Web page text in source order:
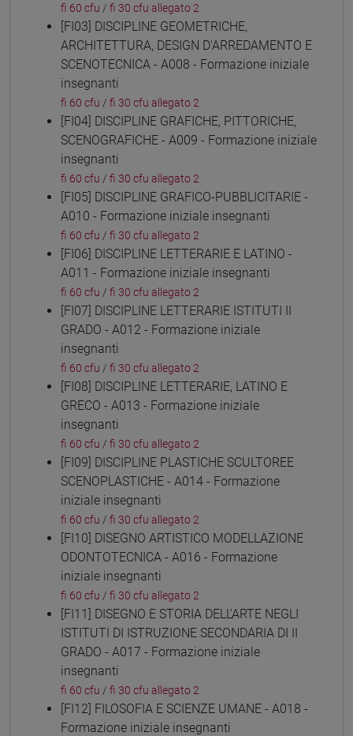
fi 60 cfu / fi 30 cfu allegato 2
[FI03] DISCIPLINE GEOMETRICHE,
ARCHITETTURA, DESIGN D'ARREDAMENTO E
SCENOTECNICA - A008 - Formazione iniziale
insegnanti
fi 60 cfu / fi 30 cfu allegato 2
[FI04] DISCIPLINE GRAFICHE, PITTORICHE,
SCENOGRAFICHE - A009 - Formazione iniziale
insegnanti
fi 60 cfu / fi 30 cfu allegato 2
[FI05] DISCIPLINE GRAFICO-PUBBLICITARIE -
A010 - Formazione iniziale insegnanti
fi 60 cfu / fi 30 cfu allegato 2
[FI06] DISCIPLINE LETTERARIE E LATINO -
A011 - Formazione iniziale insegnanti
fi 60 cfu / fi 30 cfu allegato 2
[FI07] DISCIPLINE LETTERARIE ISTITUTI II
GRADO - A012 - Formazione iniziale
insegnanti
fi 60 cfu / fi 30 cfu allegato 2
[FI08] DISCIPLINE LETTERARIE, LATINO E
GRECO - A013 - Formazione iniziale
insegnanti
fi 60 cfu / fi 30 cfu allegato 2
[FI09] DISCIPLINE PLASTICHE SCULTOREE
SCENOPLASTICHE - A014 - Formazione
iniziale insegnanti
fi 60 cfu / fi 30 cfu allegato 2
[FI10] DISEGNO ARTISTICO MODELLAZIONE
ODONTOTECNICA - A016 - Formazione
iniziale insegnanti
fi 60 cfu / fi 30 cfu allegato 2
[FI11] DISEGNO E STORIA DELL'ARTE NEGLI
ISTITUTI DI ISTRUZIONE SECONDARIA DI II
GRADO - A017 - Formazione iniziale
insegnanti
fi 60 cfu / fi 30 cfu allegato 2
[FI12] FILOSOFIA E SCIENZE UMANE - A018 -
Formazione iniziale insegnanti